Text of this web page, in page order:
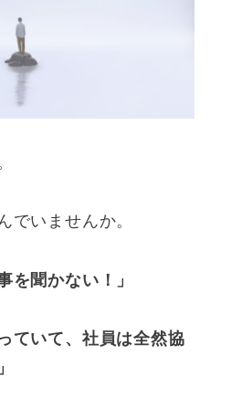
でいませんか。
を聞かない！」
ていて、社員は全然協